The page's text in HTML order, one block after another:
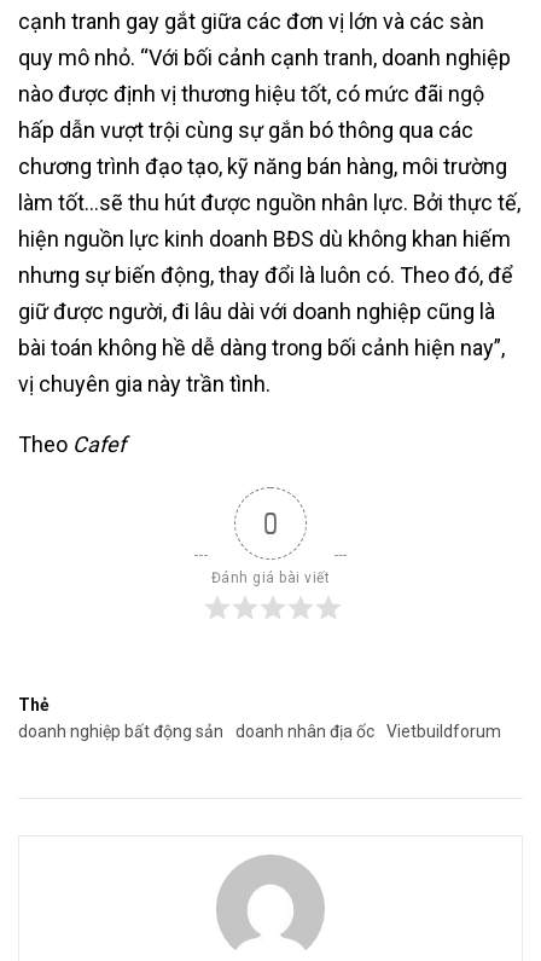
cạnh tranh gay gắt giữa các đơn vị lớn và các sàn
quy mô nhỏ. “Với bối cảnh cạnh tranh, doanh nghiệp
nào được định vị thương hiệu tốt, có mức đãi ngộ
hấp dẫn vượt trội cùng sự gắn bó thông qua các
chương trình đạo tạo, kỹ năng bán hàng, môi trường
làm tốt…sẽ thu hút được nguồn nhân lực. Bởi thực tế,
hiện nguồn lực kinh doanh BĐS dù không khan hiếm
nhưng sự biến động, thay đổi là luôn có. Theo đó, để
giữ được người, đi lâu dài với doanh nghiệp cũng là
bài toán không hề dễ dàng trong bối cảnh hiện nay”,
vị chuyên gia này trần tình.
Theo Cafef
0
Đánh giá bài viết
Thẻ
doanh nghiệp bất động sản
doanh nhân địa ốc Vietbuildforum